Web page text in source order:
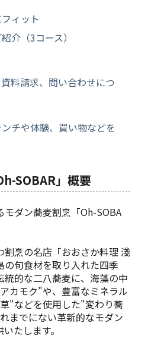
ィット
介（3コース）
料請求、問い合わせにつ
チや体験、買い物などを
SOBAR」概要
ダン蕎麦割烹「Oh-SOBA
烹の名店「おおさか料理 淺
旬食材を取り入れた四季
的な二八蕎麦に、海藻の中
カモク"や、豊富なミネラル
"などを使用した"変わり蕎
までにない革新的なモダン
たします。